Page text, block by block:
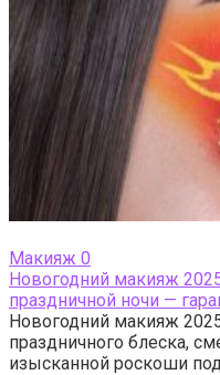
Макияж 0
Новогодний макияж
праздничной ночи —
Новогодний макияж
праздничного блеска,
изысканной роскоши